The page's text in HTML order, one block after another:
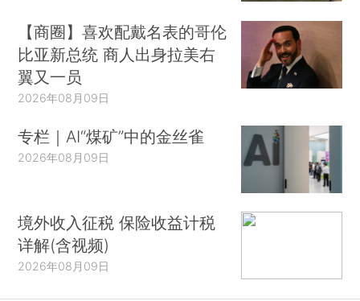
【商圈】喜欢配戴名表的哥伦
比亚新总统 商人出身拉美右
翼又一员
2026年08月09日
专栏｜AI“煤矿”中的金丝雀
2026年08月09日
境外收入征税 保险收益计税
详解(含视频)
2026年08月09日